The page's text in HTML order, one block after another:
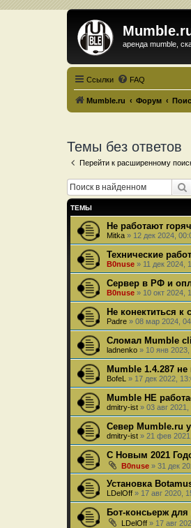
аренда mumble,
Ссылки FAQ
Mumble.ru Форум
Темы без ответов
Перейти к расширенному
ТЕМЫ
Не работают
Mitka » 12 дек 2024,
Технические
B0nuse » 11 дек 2024,
Сервер в РФ и
B0nuse » 10 окт 2024,
Не конектиться к
Padre » 08 мар 2024,
Сломал Mumble
ladnenko » 10 янв
Mumble 1.4.287
BofeL » 17 дек 2022,
Mumble НЕ
dmitry-ist » 03 авг 2021,
Север Mumble.ru
dmitry-ist » 21 фев
С Новым 2021
B0nuse » 31 дек
Установка
LDelOff » 17 авг 2020,
Бот-консьерж
LDelOff » 17 авг